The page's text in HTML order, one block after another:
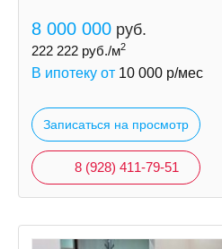
8 000 000 руб.
222 222 руб./м2
В ипотеку от 10 000 р/мес
Записаться на просмотр
8 (928) 411-79-51